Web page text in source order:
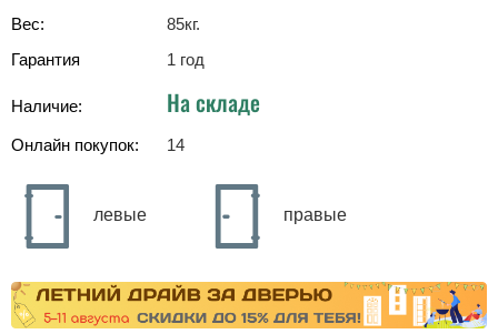
Вес:
85кг.
Гарантия
1 год
Наличие: На складе
Онлайн покупок: 14
левые правые